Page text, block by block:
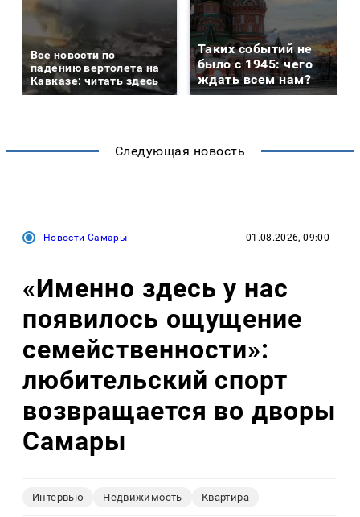
Все новости по
падению вертолета на
Кавказе: читать здесь
Таких событий не
было с 1945: чего
ждать всем нам?
Следующая новость
Новости Самары 01.08.2026, 09:00
«Именно здесь у нас
появилось ощущение
семейственности»:
любительский спорт
возвращается во дворы
Самары
Интервью Недвижимость Квартира